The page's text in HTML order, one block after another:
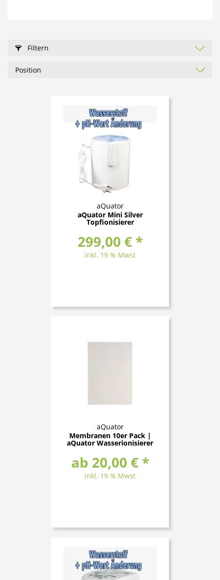
Filtern
aQuator
aQuator Mini Silver
Topfionisierer
299,00 € *
inkl. 19 % Mwst
aQuator
Membranen 10er Pack |
aQuator Wasserionisierer
ab 20,00 € *
inkl. 19 % Mwst